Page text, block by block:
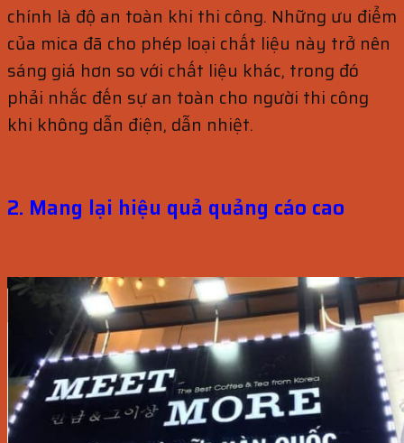
chính là độ an toàn khi thi công. Những ưu điểm
của mica đã cho phép loại chất liệu này trở nên
sáng giá hơn so với chất liệu khác, trong đó
phải nhắc đến sự an toàn cho người thi công
khi không dẫn điện, dẫn nhiệt.
2. Mang lại hiệu quả quảng cáo cao